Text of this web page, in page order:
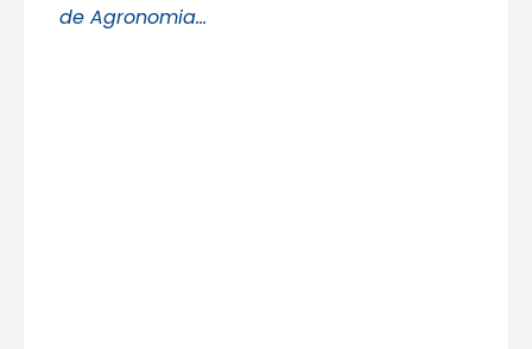
de Agronomia…